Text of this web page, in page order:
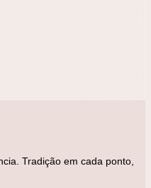
Tradição em cada ponto,